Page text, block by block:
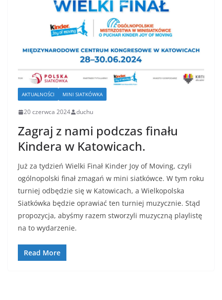
AKTUALNOŚCI MINI SIATKÓWKA
20 czerwca 2024 duchu
Zagraj z nami podczas finału
Kindera w Katowicach.
Już za tydzień Wielki Finał Kinder Joy of Moving, czyli
ogólnopolski finał zmagań w mini siatkówce. W tym roku
turniej odbędzie się w Katowicach, a Wielkopolska
Siatkówka będzie oprawiać ten turniej muzycznie. Stąd
propozycja, abyśmy razem stworzyli muzyczną playlistę
na to wydarzenie.
Read More